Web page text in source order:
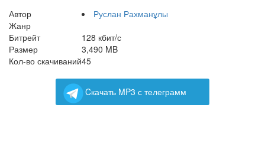
Автор
Руслан Рахманұлы
Жанр
Битрейт
128 кбит/с
Размер
3,490 MB
Кол-во скачиваний45
Cкачать MP3 с телеграмм